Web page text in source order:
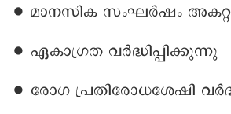
∙ മാനസിക സംഘർഷം
∙ ഏകാഗ്രത വർദ്ധിപ്പിക്കുന്നു
∙ രോഗ പ്രതിരോധശേഷി